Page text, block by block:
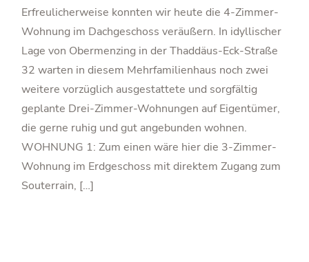
Erfreulicherweise konnten wir heute die 4-Zimmer-
Wohnung im Dachgeschoss veräußern. In idyllischer
Lage von Obermenzing in der Thaddäus-Eck-Straße
32 warten in diesem Mehrfamilienhaus noch zwei
weitere vorzüglich ausgestattete und sorgfältig
geplante Drei-Zimmer-Wohnungen auf Eigentümer,
die gerne ruhig und gut angebunden wohnen.
WOHNUNG 1: Zum einen wäre hier die 3-Zimmer-
Wohnung im Erdgeschoss mit direktem Zugang zum
Souterrain, […]